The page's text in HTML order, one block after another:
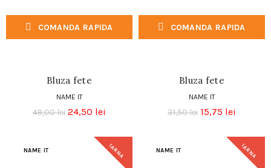
COMANDA RAPIDA
Bluza fete
NAME IT
49,00lei 24,50 lei
COMANDA RAPIDA
Bluza fete
NAME IT
31,50lei 15,75 lei
NAME IT IARNA NAME IT IARNA